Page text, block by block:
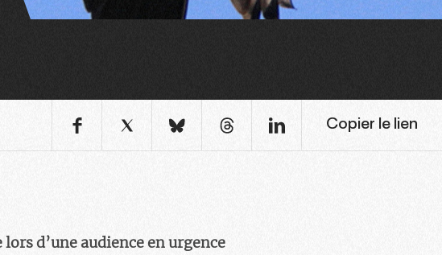
Copier le lien
d’une audience en urgence